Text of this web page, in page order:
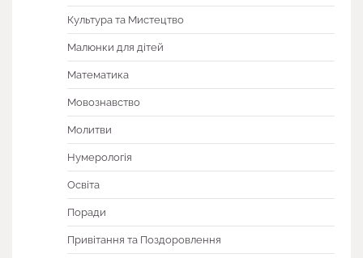
Культура та Мистецтво
Малюнки для дітей
Математика
Мовознавство
Молитви
Нумерологія
Освіта
Поради
Привітання та Поздоровлення